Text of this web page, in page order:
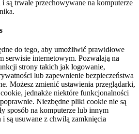
są trwale przechowywane na komputerze
do tego, aby umożliwić prawidłowe
serwisie internetowym. Pozwalają na
strony takich jak logowanie,
lub zapewnienie bezpieczeństwa
Możesz zmienić ustawienia przeglądarki,
jednakże niektóre funkcjonalności
Niezbędne pliki cookie nie są
sposób na komputerze lub innym
są usuwane z chwilą zamknięcia